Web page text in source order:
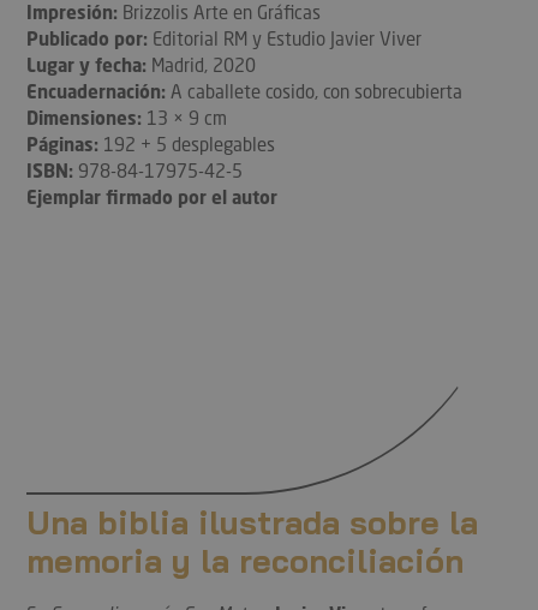
Impresión: Brizzolis Arte en Gráficas
Publicado por: Editorial RM y Estudio Javier Viver
Lugar y fecha: Madrid, 2020
Encuadernación: A caballete cosido, con sobrecubierta
Dimensiones: 13 × 9 cm
Páginas: 192 + 5 desplegables
ISBN: 978-84-17975-42-5
Ejemplar firmado por el autor
Una biblia ilustrada sobre la
memoria y la reconciliación